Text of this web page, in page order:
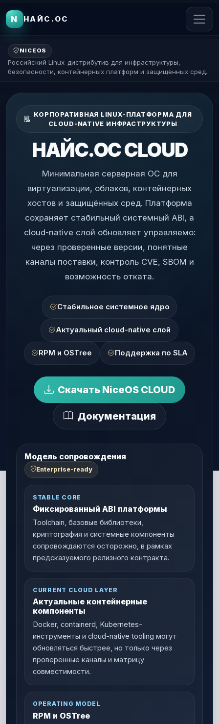
N НАЙС.ОС
NICEOS
Российский Linux-дистрибутив для инфраструктуры,
безопасности, контейнерных платформ и защищённых сред.
КОРПОРАТИВНАЯ LINUX-ПЛАТФОРМА ДЛЯ
CLOUD-NATIVE ИНФРАСТРУКТУРЫ
НАЙС.ОС CLOUD
Минимальная серверная ОС для
виртуализации, облаков, контейнерных
хостов и защищённых сред. Платформа
сохраняет стабильный системный ABI, а
cloud-native слой обновляет управляемо:
через проверенные версии, понятные
каналы поставки, контроль CVE, SBOM и
возможность отката.
Стабильное системное ядро
Актуальный cloud-native слой
RPM и OSTree Поддержка по SLA
Скачать NiceOS CLOUD
Документация
Модель сопровождения
Enterprise-ready
STABLE CORE
Фиксированный ABI платформы
Toolchain, базовые библиотеки,
криптография и системные компоненты
сопровождаются осторожно, в рамках
предсказуемого релизного контракта.
CURRENT CLOUD LAYER
Актуальные контейнерные
компоненты
Docker, containerd, Kubernetes-
инструменты и cloud-native tooling могут
обновляться быстрее, но только через
проверенные каналы и матрицу
совместимости.
OPERATING MODEL
RPM и OSTree